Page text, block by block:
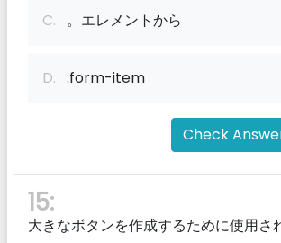
C. 。エレメントから
D. .form-item
Check
15:
大きなボタンを作成するために使用さ